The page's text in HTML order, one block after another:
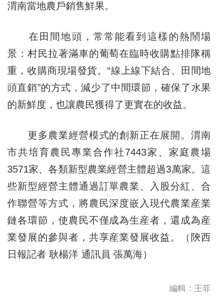
渭南當地農戶銷售鮮果。
在田間地頭，常常能看到這樣的熱鬧場
景：村民拉著滿車的葡萄在臨時收購點排隊稱
重，收購商現場發貨。“線上線下結合、田間地
頭直銷”的方式，減少了中間環節，確保了水果
的新鮮度，也讓農民獲得了更實在的收益。
更多農業經營模式的創新正在展開。渭南
市共培育農民專業合作社7443家、家庭農場
3571家、各類新型農業經營主體超過3萬家。這
些新型經營主體通過訂單農業、入股分紅、合
作聯營等方式，將農民深度嵌入現代農業産業
鏈各環節，使農民不僅成為生産者，還成為産
業發展的參與者，共享産業發展收益。（陝西
日報記者 耿楊洋 通訊員 張萬海）
編輯：王菲